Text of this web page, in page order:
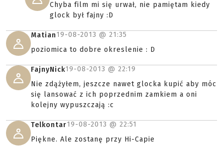
Chyba film mi się urwał, nie pamiętam kiedy
glock był fajny :D
Matian19-08-2013 @ 21:35
poziomica to dobre okreslenie : D
FajnyNick19-08-2013 @ 22:19
Nie zdążyłem, jeszcze nawet glocka kupić aby móc
się lansować z ich poprzednim zamkiem a oni
kolejny wypuszczają :c
Telkontar19-08-2013 @ 22:51
Piękne. Ale zostanę przy Hi-Capie